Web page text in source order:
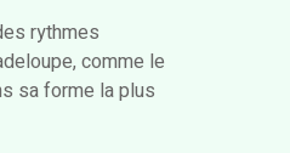
rythmes
comme le
sa forme la plus